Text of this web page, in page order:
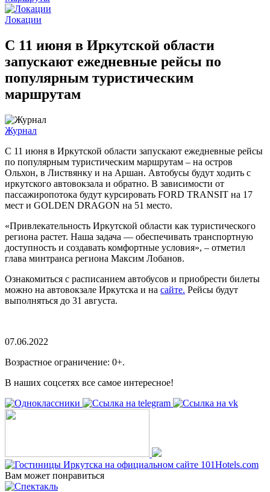
Локации
С 11 июня в Иркутской области
запускают ежедневные рейсы по
популярным туристическим
маршрутам
Журнал
С 11 июня в Иркутской области запускают ежедневные рейсы
по популярным туристическим маршрутам – на остров
Ольхон, в Листвянку и на Аршан. Автобусы будут ходить с
иркутского автовокзала и обратно. В зависимости от
пассажиропотока будут курсировать FORD TRANSIT на 17
мест и GOLDEN DRAGON на 51 место.
«Привлекательность Иркутской области как туристического
региона растет. Наша задача — обеспечивать транспортную
доступность и создавать комфортные условия», – отметил
глава минтранса региона Максим Лобанов.
Ознакомиться с расписанием автобусов и приобрести билеты
можно на автовокзале Иркутска и на сайте. Рейсы будут
выполняться до 31 августа.
07.06.2022
Возрастное ограничение: 0+.
В наших соцсетях все самое интересное!
Вам может понравиться